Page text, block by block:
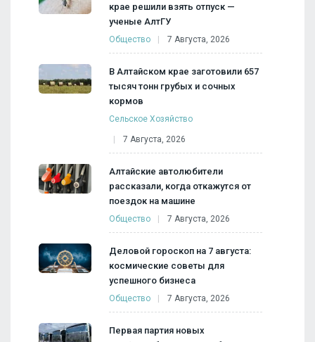
крае решили взять отпуск —
ученые АлтГУ
Общество 7 Августа, 2026
В Алтайском крае заготовили 657
тысяч тонн грубых и сочных
кормов
Сельское Хозяйство
7 Августа, 2026
Алтайские автолюбители
рассказали, когда откажутся от
поездок на машине
Общество 7 Августа, 2026
Деловой гороскоп на 7 августа:
космические советы для
успешного бизнеса
Общество 7 Августа, 2026
Первая партия новых